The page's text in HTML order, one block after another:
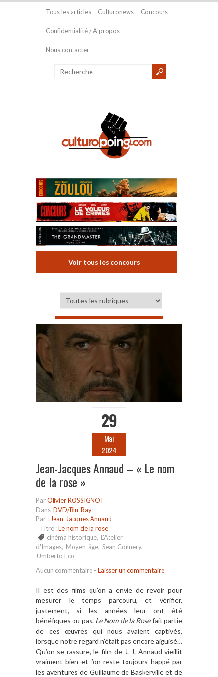
Tous les articles Culturonews Concours
Confidentialité / A propos
Nous contacter
Voir tous les concours
29
Mai
2024
Jean-Jacques Annaud – « Le nom
de la rose »
ParOlivier ROSSIGNOT
Dans DVD/Blu-Ray
Par : Jean-Jacques Annaud
Titre :Le nom de la rose
cinéma historique, L'Atelier
d'Images, Moyen-âge, Sean Connery,
Umberto Eco
Aucun commentaire - Laisser un commentaire
Il est des films qu’on a envie de revoir pour
mesurer le temps parcouru, et vérifier,
justement, si les années leur ont été
bénéfiques ou pas. Le Nom de la Rosefait partie
de ces œuvres qui nous avaient captivés,
lorsque notre regard n’était pas encore aiguisé…
Qu’on se rassure, le film de J. J. Annaud vieillit
vraiment bien et l’on reste toujours happé par
les aventures de Guillaume de Baskerville et de